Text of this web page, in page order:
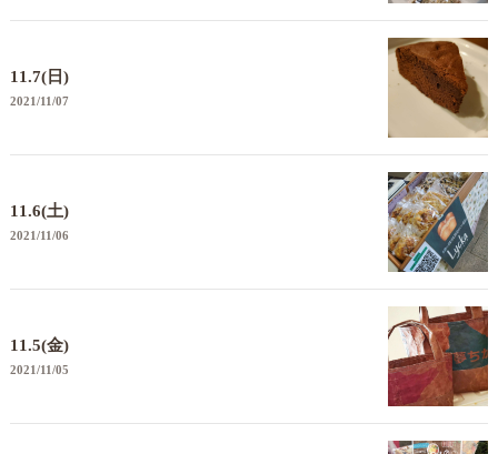
11.7(日)
2021/11/07
11.6(土)
2021/11/06
11.5(金)
2021/11/05